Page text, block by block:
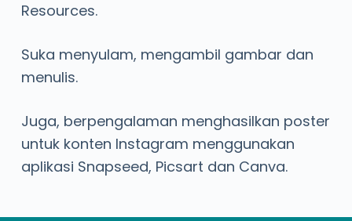
Resources.
Suka menyulam, mengambil gambar dan
menulis.
Juga, berpengalaman menghasilkan poster
untuk konten Instagram menggunakan
aplikasi Snapseed, Picsart dan Canva.